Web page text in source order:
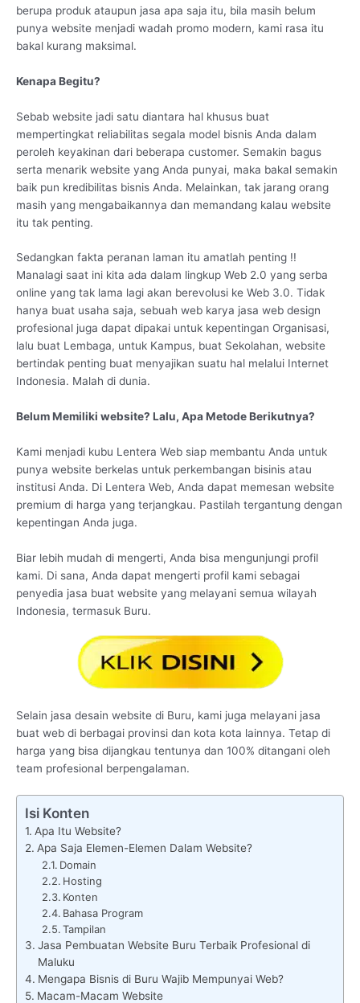
berupa produk ataupun jasa apa saja itu, bila masih belum
punya website menjadi wadah promo modern, kami rasa itu
bakal kurang maksimal.
Kenapa Begitu?
Sebab website jadi satu diantara hal khusus buat
mempertingkat reliabilitas segala model bisnis Anda dalam
peroleh keyakinan dari beberapa customer. Semakin bagus
serta menarik website yang Anda punyai, maka bakal semakin
baik pun kredibilitas bisnis Anda. Melainkan, tak jarang orang
masih yang mengabaikannya dan memandang kalau website
itu tak penting.
Sedangkan fakta peranan laman itu amatlah penting !!
Manalagi saat ini kita ada dalam lingkup Web 2.0 yang serba
online yang tak lama lagi akan berevolusi ke Web 3.0. Tidak
hanya buat usaha saja, sebuah web karya jasa web design
profesional juga dapat dipakai untuk kepentingan Organisasi,
lalu buat Lembaga, untuk Kampus, buat Sekolahan, website
bertindak penting buat menyajikan suatu hal melalui Internet
Indonesia. Malah di dunia.
Belum Memiliki website? Lalu, Apa Metode Berikutnya?
Kami menjadi kubu Lentera Web siap membantu Anda untuk
punya website berkelas untuk perkembangan bisinis atau
institusi Anda. Di Lentera Web, Anda dapat memesan website
premium di harga yang terjangkau. Pastilah tergantung dengan
kepentingan Anda juga.
Biar lebih mudah di mengerti, Anda bisa mengunjungi profil
kami. Di sana, Anda dapat mengerti profil kami sebagai
penyedia jasa buat website yang melayani semua wilayah
Indonesia, termasuk Buru.
Selain jasa desain website di Buru, kami juga melayani jasa
buat web di berbagai provinsi dan kota kota lainnya. Tetap di
harga yang bisa dijangkau tentunya dan 100% ditangani oleh
team profesional berpengalaman.
Isi Konten
Apa Itu Website?
Apa Saja Elemen-Elemen Dalam Website?
Domain
Hosting
Konten
Bahasa Program
Tampilan
Jasa Pembuatan Website Buru Terbaik Profesional di
Maluku
Mengapa Bisnis di Buru Wajib Mempunyai Web?
Macam-Macam Website